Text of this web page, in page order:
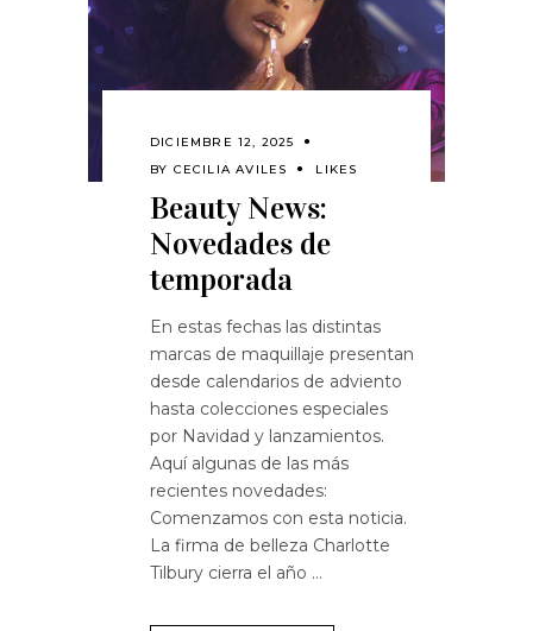
DICIEMBRE 12, 2025
BY CECILIA AVILES LIKES
Beauty News:
Novedades de
temporada
En estas fechas las distintas
marcas de maquillaje presentan
desde calendarios de adviento
hasta colecciones especiales
por Navidad y lanzamientos.
Aquí algunas de las más
recientes novedades:
Comenzamos con esta noticia.
La firma de belleza Charlotte
Tilbury cierra el año